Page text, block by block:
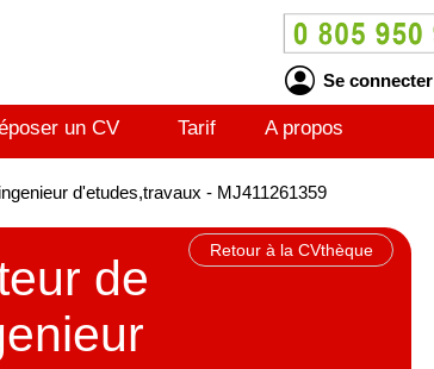
Se connecter
un CV Tarif A propos
d'etudes,travaux - MJ411261359
Retour à la CVthèque
de